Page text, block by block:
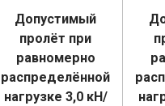
Допустимый
пролёт при
равномерно
распределённой
нагрузке 3,0 кН/